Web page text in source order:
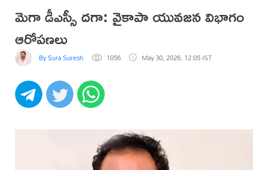
మెగా డీఎస్సీ దగా: వైకాపా యువజన విభాగం
ఆరోపణలు
By Sura Suresh 1056 May 30, 2026, 12:05 IST